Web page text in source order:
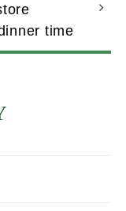
time